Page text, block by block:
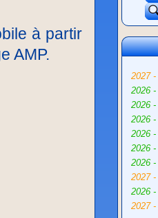
à partir
AMP.
2027 -
2026 -
2026 -
2026 -
2026 -
2026 -
2026 -
2027 -
2026 -
2027 -